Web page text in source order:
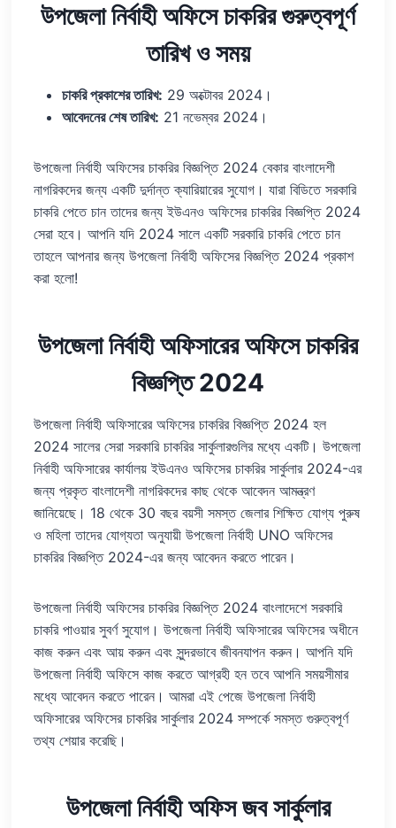
উপজেলা নির্বাহী অফিসে চাকরির গুরুত্বপূর্ণ
তারিখ ও সময়
চাকরি প্রকাশের তারিখ: 29 অক্টোবর 2024।
আবেদনের শেষ তারিখ: 21 নভেম্বর 2024।
উপজেলা নির্বাহী অফিসের চাকরির বিজ্ঞপ্তি 2024 বেকার বাংলাদেশী
নাগরিকদের জন্য একটি দুর্দান্ত ক্যারিয়ারের সুযোগ। যারা বিডিতে সরকারি
চাকরি পেতে চান তাদের জন্য ইউএনও অফিসের চাকরির বিজ্ঞপ্তি 2024
সেরা হবে। আপনি যদি 2024 সালে একটি সরকারি চাকরি পেতে চান
তাহলে আপনার জন্য উপজেলা নির্বাহী অফিসের বিজ্ঞপ্তি 2024 প্রকাশ
করা হলো!
উপজেলা নির্বাহী অফিসারের অফিসে চাকরির
বিজ্ঞপ্তি 2024
উপজেলা নির্বাহী অফিসারের অফিসের চাকরির বিজ্ঞপ্তি 2024 হল
2024 সালের সেরা সরকারি চাকরির সার্কুলারগুলির মধ্যে একটি। উপজেলা
নির্বাহী অফিসারের কার্যালয় ইউএনও অফিসের চাকরির সার্কুলার 2024-এর
জন্য প্রকৃত বাংলাদেশী নাগরিকদের কাছ থেকে আবেদন আমন্ত্রণ
জানিয়েছে। 18 থেকে 30 বছর বয়সী সমস্ত জেলার শিক্ষিত যোগ্য পুরুষ
ও মহিলা তাদের যোগ্যতা অনুযায়ী উপজেলা নির্বাহী UNO অফিসের
চাকরির বিজ্ঞপ্তি 2024-এর জন্য আবেদন করতে পারেন।
উপজেলা নির্বাহী অফিসের চাকরির বিজ্ঞপ্তি 2024 বাংলাদেশে সরকারি
চাকরি পাওয়ার সুবর্ণ সুযোগ। উপজেলা নির্বাহী অফিসারের অফিসের অধীনে
কাজ করুন এবং আয় করুন এবং সুন্দরভাবে জীবনযাপন করুন। আপনি যদি
উপজেলা নির্বাহী অফিসে কাজ করতে আগ্রহী হন তবে আপনি সময়সীমার
মধ্যে আবেদন করতে পারেন। আমরা এই পেজে উপজেলা নির্বাহী
অফিসারের অফিসের চাকরির সার্কুলার 2024 সম্পর্কে সমস্ত গুরুত্বপূর্ণ
তথ্য শেয়ার করেছি।
উপজেলা নির্বাহী অফিস জব সার্কুলার